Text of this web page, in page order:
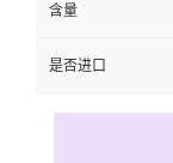
含量
是否进口